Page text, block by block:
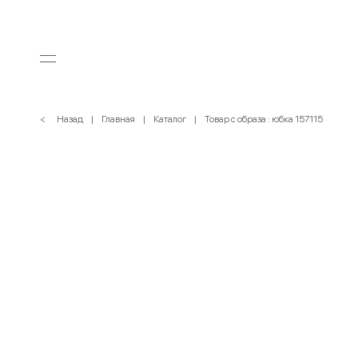
< Назад Главная Каталог Товар с образа : юбка 157115